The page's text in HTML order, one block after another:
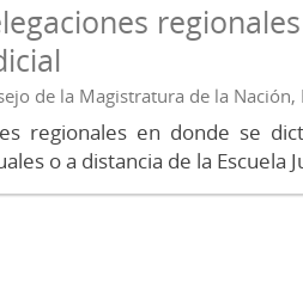
de la Magistratura de la Nación,
regionales en donde se
o a distancia de la Escuela